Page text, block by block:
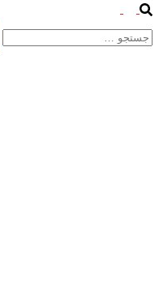
Search
menuجستجو
برای: